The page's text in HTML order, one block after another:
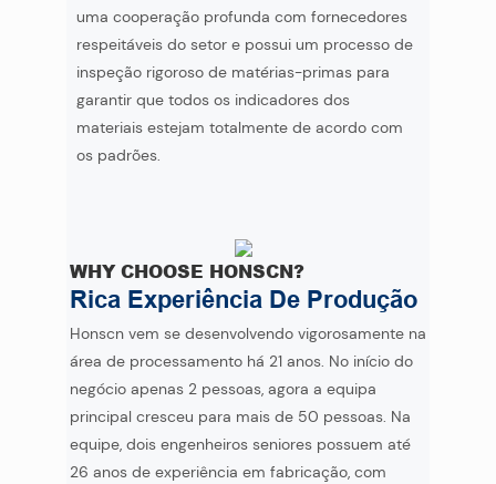
uma cooperação profunda com fornecedores
respeitáveis ​​do setor e possui um processo de
inspeção rigoroso de matérias-primas para
garantir que todos os indicadores dos
materiais estejam totalmente de acordo com
os padrões.
WHY CHOOSE HONSCN?
Rica Experiência De Produção
Honscn vem se desenvolvendo vigorosamente na
área de processamento há 21 anos. No início do
negócio apenas 2 pessoas, agora a equipa
principal cresceu para mais de 50 pessoas. Na
equipe, dois engenheiros seniores possuem até
26 anos de experiência em fabricação, com